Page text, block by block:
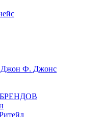
Джон Ф. Джонс